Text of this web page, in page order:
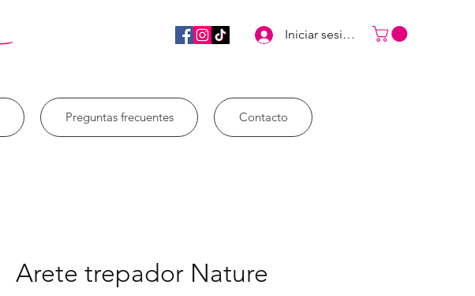
Iniciar sesión
Preguntas frecuentes Contacto
Arete trepador Nature